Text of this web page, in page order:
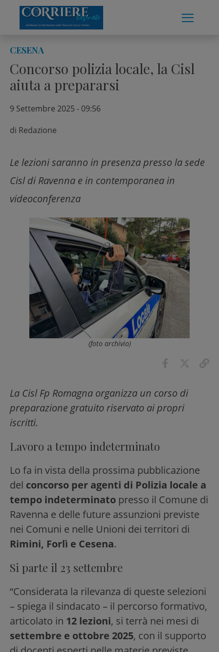
content
CESENA
Concorso polizia locale, la Cisl
aiuta a prepararsi
9 Settembre 2025 - 09:56
di Redazione
Le lezioni saranno in presenza presso la sede
Cisl di Ravenna e in contemporanea in
videoconferenza
(foto archivio)
La Cisl Fp Romagna organizza un corso di
preparazione gratuito riservato ai propri
iscritti.
Lavoro a tempo indeterminato
Lo fa in vista della prossima pubblicazione
del concorso per agenti di Polizia locale a
tempo indeterminato presso il Comune di
Ravenna e delle future assunzioni previste
nei Comuni e nelle Unioni dei territori di
Rimini, Forlì e Cesena.
Si parte il 23 settembre
“Considerata la rilevanza di queste selezioni
– spiega il sindacato – il percorso formativo,
articolato in 12 lezioni, si terrà nei mesi di
settembre e ottobre 2025, con il supporto